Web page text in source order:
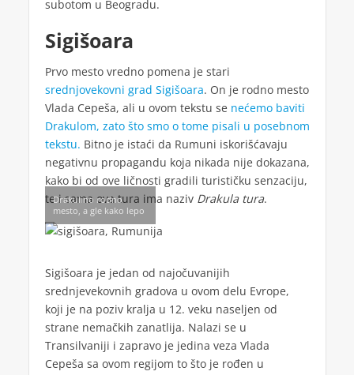
subotom u Beogradu.
Sigišoara
Prvo mesto vredno pomena je stari
srednjovekovni grad Sigišoara. On je rodno mesto
Vlada Cepeša, ali u ovom tekstu se nećemo baviti
Drakulom, zato što smo o tome pisali u posebnom
tekstu. Bitno je istaći da Rumuni iskorišćavaju
negativnu propagandu koja nikada nije dokazana,
kako bi od ove ličnosti gradili turističku senzaciju,
te i sama ova tura ima naziv Drakula tura.
Drakulino rodno
mesto, a gle kako lepo
Sigišoara je jedan od najočuvanijih
srednjevekovnih gradova u ovom delu Evrope,
koji je na poziv kralja u 12. veku naseljen od
strane nemačkih zanatlija. Nalazi se u
Transilvaniji i zapravo je jedina veza Vlada
Cepeša sa ovom regijom to što je rođen u